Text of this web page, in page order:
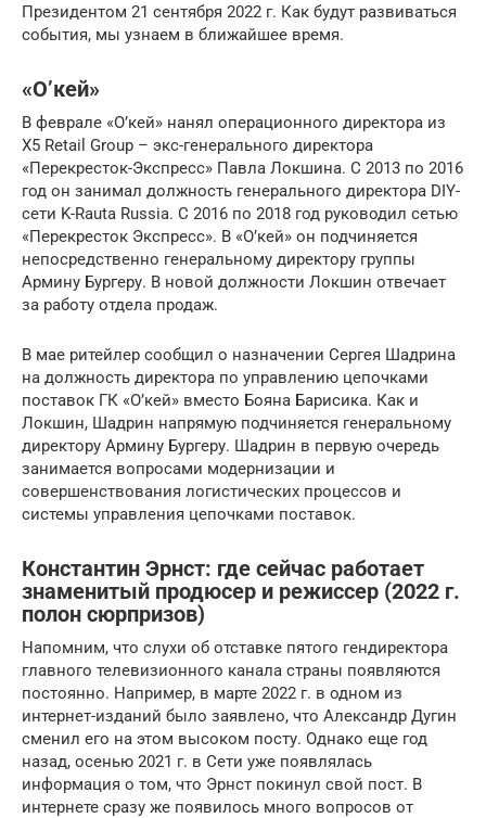
Президентом 21 сентября 2022 г. Как будут развиваться
события, мы узнаем в ближайшее время.
«О’кей»
В феврале «О’кей» нанял операционного директора из
X5 Retail Group – экс-генерального директора
«Перекресток-Экспресс» Павла Локшина. С 2013 по 2016
год он занимал должность генерального директора DIY-
сети K-Rauta Russia. С 2016 по 2018 год руководил сетью
«Перекресток Экспресс». В «О’кей» он подчиняется
непосредственно генеральному директору группы
Армину Бургеру. В новой должности Локшин отвечает
за работу отдела продаж.
В мае ритейлер сообщил о назначении Сергея Шадрина
на должность директора по управлению цепочками
поставок ГК «О’кей» вместо Бояна Барисика. Как и
Локшин, Шадрин напрямую подчиняется генеральному
директору Армину Бургеру. Шадрин в первую очередь
занимается вопросами модернизации и
совершенствования логистических процессов и
системы управления цепочками поставок.
Константин Эрнст: где сейчас работает
знаменитый продюсер и режиссер (2022 г.
полон сюрпризов)
Напомним, что слухи об отставке пятого гендиректора
главного телевизионного канала страны появляются
постоянно. Например, в марте 2022 г. в одном из
интернет-изданий было заявлено, что Александр Дугин
сменил его на этом высоком посту. Однако еще год
назад, осенью 2021 г. в Сети уже появлялась
информация о том, что Эрнст покинул свой пост. В
интернете сразу же появилось много вопросов от